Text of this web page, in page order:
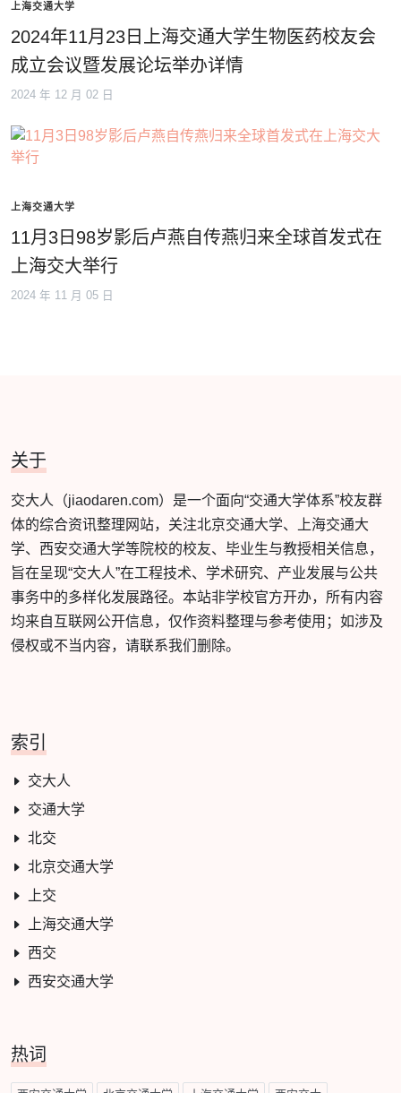
上海交通大学
2024年11月23日上海交通大学生物医药校友会
成立会议暨发展论坛举办详情
2024 年 12 月 02 日
上海交通大学
11月3日98岁影后卢燕自传燕归来全球首发式在
上海交大举行
2024 年 11 月 05 日
关于
交大人（jiaodaren.com）是一个面向“交通大学体系”校友群
体的综合资讯整理网站，关注北京交通大学、上海交通大
学、西安交通大学等院校的校友、毕业生与教授相关信息，
旨在呈现“交大人”在工程技术、学术研究、产业发展与公共
事务中的多样化发展路径。本站非学校官方开办，所有内容
均来自互联网公开信息，仅作资料整理与参考使用；如涉及
侵权或不当内容，请联系我们删除。
索引
交大人
交通大学
北交
北京交通大学
上交
上海交通大学
西交
西安交通大学
热词